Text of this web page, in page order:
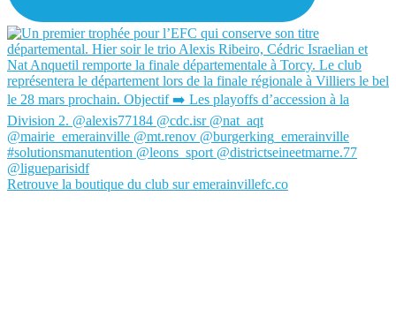
Retrouve la boutique du club sur emerainvillefc.co